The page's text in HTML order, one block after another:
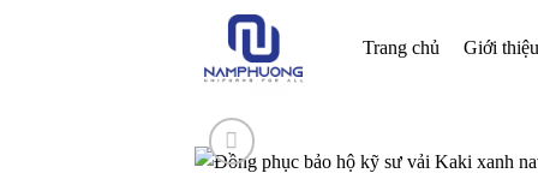
Trang chủ Giới thiệu